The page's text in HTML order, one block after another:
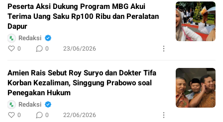
Peserta Aksi Dukung Program MBG Akui
Terima Uang Saku Rp100 Ribu dan Peralatan
Dapur
Redaksi
0 0 23/06/2026
Amien Rais Sebut Roy Suryo dan Dokter Tifa
Korban Kezaliman, Singgung Prabowo soal
Penegakan Hukum
Redaksi
0 0 22/06/2026